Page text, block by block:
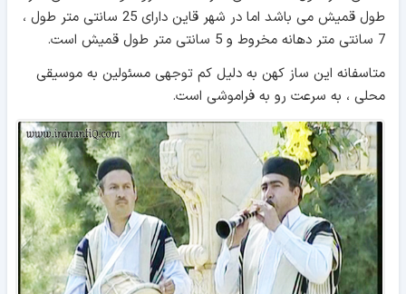
طول قمیش می باشد اما در شهر قاین دارای 25 سانتی متر طول ،
7 سانتی متر دهانه مخروط و 5 سانتی متر طول قمیش است.
متاسفانه این ساز کهن به دلیل کم توجهی مسئولین به موسیقی
محلی ، به سرعت رو به فراموشی است.